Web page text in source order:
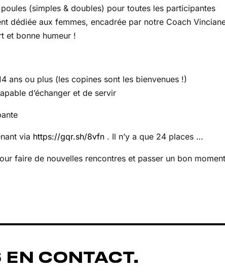
(simples & doubles) pour toutes les participantes
dédiée aux femmes, encadrée par notre Coach
et bonne humeur !
ans ou plus (les copines sont les bienvenues !)
d’échanger et de servir
via https://gqr.sh/8vfn . Il n’y a que 24 places …
faire de nouvelles rencontres et passer un bon
EN CONTACT.